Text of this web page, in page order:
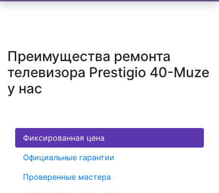
Преимущества ремонта
телевизора Prestigio 40-Muze
у нас
Фиксированная цена
Официальные гарантии
Проверенные мастера